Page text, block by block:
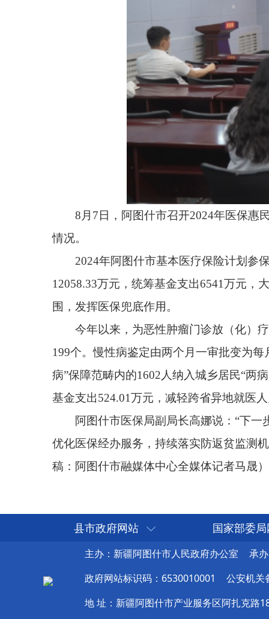
8月7日，阿图什市召开2024年医保惠民政策落
2024年阿图什市基本医疗保险计划参保26.07万
12058.33万元，统筹基金支出6541万元，大病补充
今年以来，为恶性肿瘤门诊放（化）疗、血液
199个。慢性病鉴定由两个月一审批变为每月审批进
病”保障范畴内的1602人纳入城乡居民“两病”管理，
基金支出524.01万元，减轻跨省异地就医人员负担。
稿：阿图什市融媒体中心全媒体记者马晟）
县市政府网站 国家部委
主办：新疆阿图什市人民政府办公室
承
政府网站标识码：6530010001
公安机关
地 址：新疆阿图什市产业服务区阿扎克路